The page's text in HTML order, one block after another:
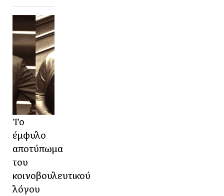
Το
έμφυλο
αποτύπωμα
του
κοινοβουλευτικού
λόγου